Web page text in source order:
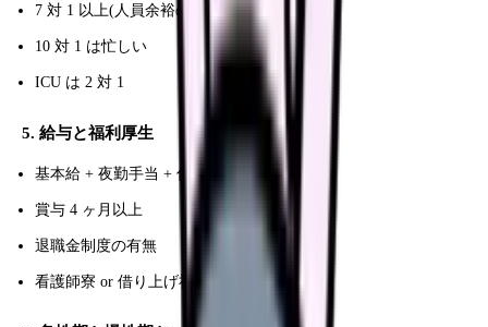
7 対 1 以上(人員余裕の目安)
10 対 1 は忙しい
ICU は 2 対 1
5. 給与と福利厚生
基本給 + 夜勤手当 + 住宅手当
賞与 4 ヶ月以上
退職金制度の有無
看護師寮 or 借り上げ社宅